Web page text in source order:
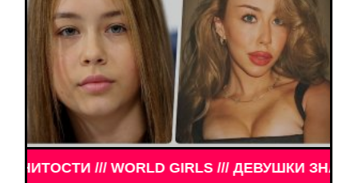
/// WORLD GIRLS /// ДЕВУШКИ